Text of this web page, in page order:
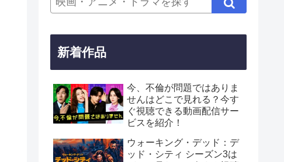
新着作品
今、不倫が問題ではありま
せんはどこで見れる？今す
ぐ視聴できる動画配信サー
ビスを紹介！
ウォーキング・デッド：デ
ッド・シティ シーズン3は